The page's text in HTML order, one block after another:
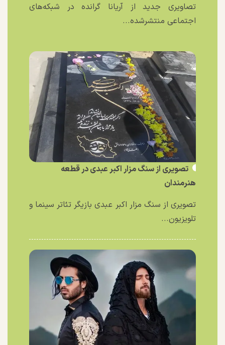
تصاویری جدید از آریانا گرانده در شبکه‌های
اجتماعی منتشرشده...
تصویری از سنگ مزار اکبر عبدی در قطعه
هنرمندان
تصویری از سنگ مزار اکبر عبدی بازیگر تئاتر سینما و
تلویزیون...